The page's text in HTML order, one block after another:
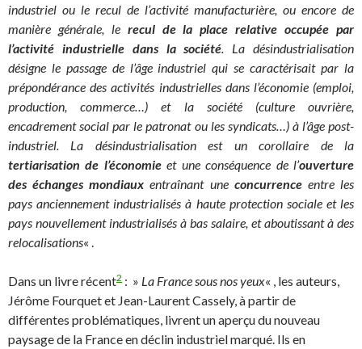
industriel ou le recul de l’activité manufacturière, ou encore de
manière générale, le recul de la place relative occupée par
l’activité industrielle dans la société . La désindustrialisation
désigne le passage de l’âge industriel qui se caractérisait par la
prépondérance des activités industrielles dans l’économie (emploi,
production, commerce…) et la société (culture ouvrière,
encadrement social par le patronat ou les syndicats…) à l’âge post-
industriel. La désindustrialisation est un corollaire de la
tertiarisation de l’économieet une conséquence de l’ouverture
des échanges mondiaux entraînant une concurrence entre les
pays anciennement industrialisés à haute protection sociale et les
pays nouvellement industrialisés à bas salaire, et aboutissant à des
relocalisations« .
Dans un livre récent2 : » La France sous nos yeux« , les auteurs,
Jérôme Fourquet et Jean-Laurent Cassely, à partir de
différentes problématiques, livrent un aperçu du nouveau
paysage de la France en déclin industriel marqué. Ils en